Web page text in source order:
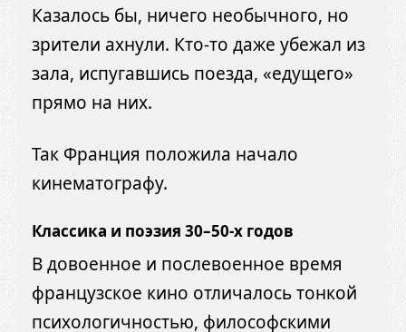
Казалось бы, ничего необычного, но
зрители ахнули. Кто-то даже убежал из
зала, испугавшись поезда, «едущего»
прямо на них.
Так Франция положила начало
кинематографу.
Классика и поэзия 30–50-х годов
В довоенное и послевоенное время
французское кино отличалось тонкой
психологичностью, философскими